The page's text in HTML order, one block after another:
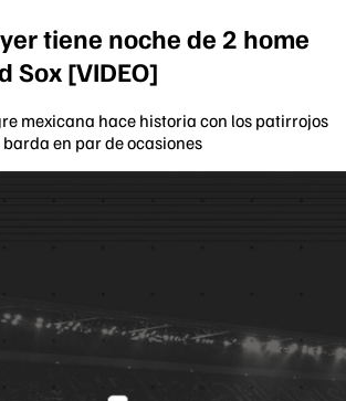
tiene noche de 2 home
Sox [VIDEO]
mexicana hace historia con los patirrojos
en par de ocasiones